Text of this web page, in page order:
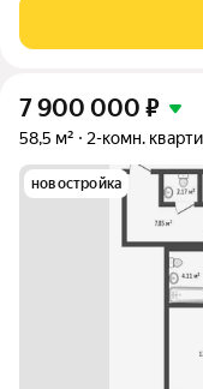
продаётся в
под маяк, на полу
7 900 000 ₽
58,5 м² 2-комн.
новостройка